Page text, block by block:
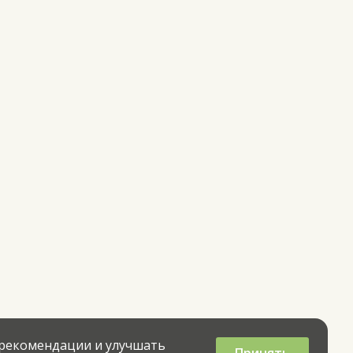
и улучшать